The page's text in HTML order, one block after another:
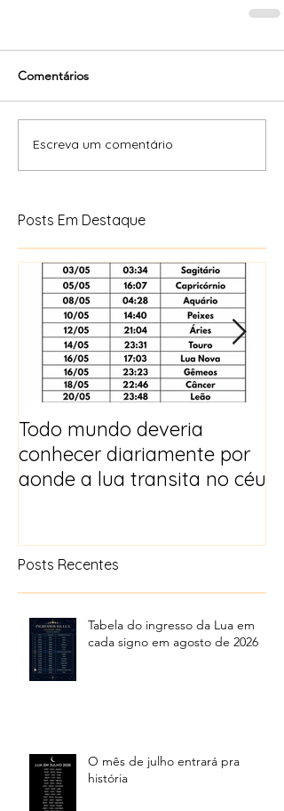
Comentários
Escreva um comentário
Posts Em Destaque
Todo mundo deveria
conhecer diariamente por
aonde a lua transita no céu
Posts Recentes
Tabela do ingresso da Lua em
cada signo em agosto de 2026
O mês de julho entrará pra
história